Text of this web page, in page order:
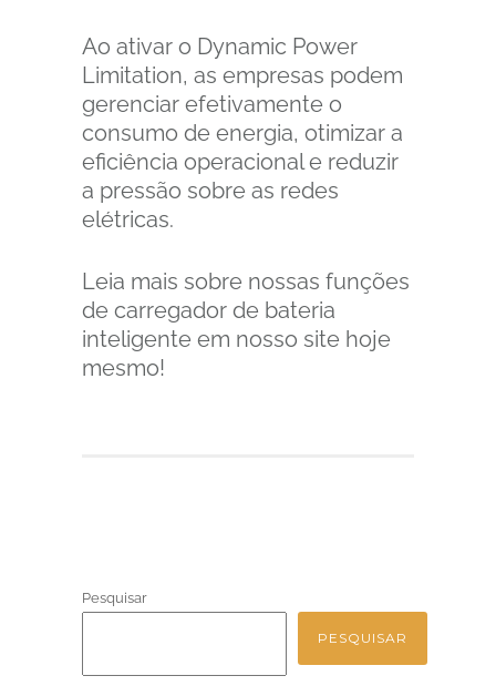
Ao ativar o Dynamic Power
Limitation, as empresas podem
gerenciar efetivamente o
consumo de energia, otimizar a
eficiência operacional e reduzir
a pressão sobre as redes
elétricas.
Leia mais sobre nossas funções
de carregador de bateria
inteligente em nosso site hoje
mesmo!
Pesquisar
PESQUISAR